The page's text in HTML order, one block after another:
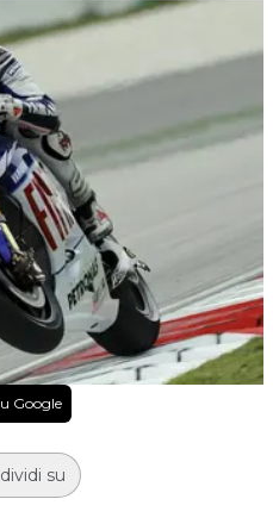
Google
su